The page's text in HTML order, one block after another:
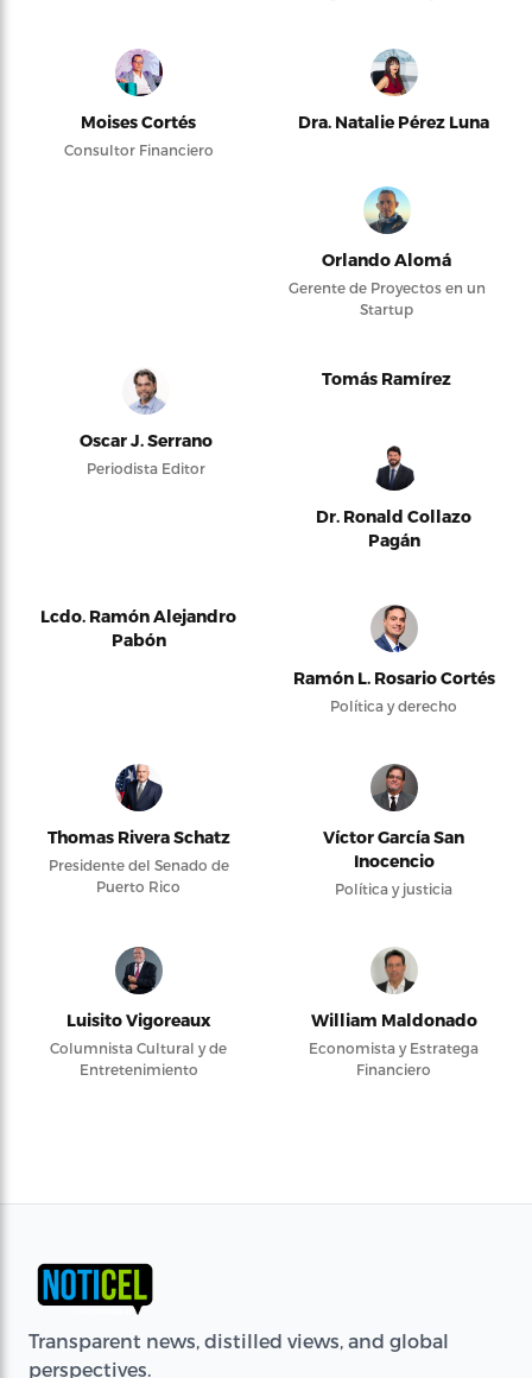
Moises Cortés
Consultor Financiero
Dra. Natalie Pérez Luna
Orlando Alomá
Gerente de Proyectos en un
Startup
Oscar J. Serrano
Periodista Editor
Tomás Ramírez
Dr. Ronald Collazo
Pagán
Lcdo. Ramón Alejandro
Pabón
Ramón L. Rosario Cortés
Política y derecho
Thomas Rivera Schatz
Presidente del Senado de
Puerto Rico
Víctor García San
Inocencio
Política y justicia
Luisito Vigoreaux
Columnista Cultural y de
Entretenimiento
William Maldonado
Economista y Estratega
Financiero
Transparent news, distilled views, and global
perspectives.